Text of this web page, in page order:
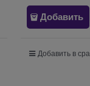
Добавить
Добавить в